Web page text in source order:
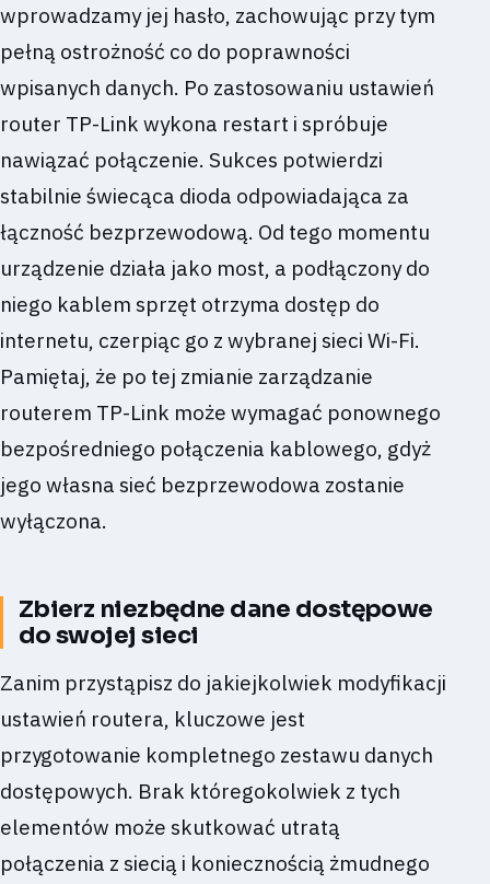
wprowadzamy jej hasło, zachowując przy tym
pełną ostrożność co do poprawności
wpisanych danych. Po zastosowaniu ustawień
router TP-Link wykona restart i spróbuje
nawiązać połączenie. Sukces potwierdzi
stabilnie świecąca dioda odpowiadająca za
łączność bezprzewodową. Od tego momentu
urządzenie działa jako most, a podłączony do
niego kablem sprzęt otrzyma dostęp do
internetu, czerpiąc go z wybranej sieci Wi-Fi.
Pamiętaj, że po tej zmianie zarządzanie
routerem TP-Link może wymagać ponownego
bezpośredniego połączenia kablowego, gdyż
jego własna sieć bezprzewodowa zostanie
wyłączona.
Zbierz niezbędne dane dostępowe
do swojej sieci
Zanim przystąpisz do jakiejkolwiek modyfikacji
ustawień routera, kluczowe jest
przygotowanie kompletnego zestawu danych
dostępowych. Brak któregokolwiek z tych
elementów może skutkować utratą
połączenia z siecią i koniecznością żmudnego